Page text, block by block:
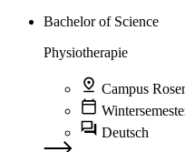
Bachelor of Science
Physiotherapie
Campus
Deutsch